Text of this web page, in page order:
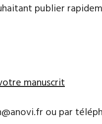
publier
manuscrit
ou par